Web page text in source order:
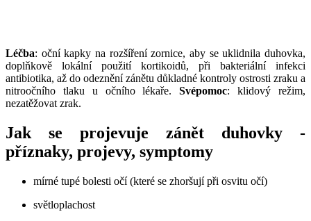
Léčba: oční kapky na rozšíření zornice, aby se uklidnila duhovka,
doplňkově lokální použití kortikoidů, při bakteriální infekci
antibiotika, až do odeznění zánětu důkladné kontroly ostrosti zraku a
nitroočního tlaku u očního lékaře.Svépomoc: klidový režim,
nezatěžovat zrak.
Jak se projevuje zánět duhovky -
příznaky, projevy, symptomy
mírné tupé bolesti očí (které se zhoršují při osvitu očí)
světloplachost